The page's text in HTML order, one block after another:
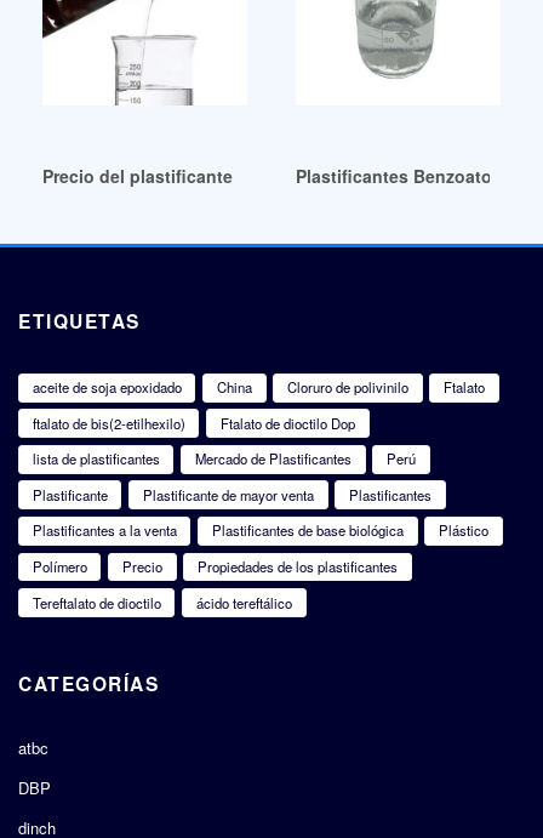
Precio del plastificante TOTM de material reciclado para
Plastificantes Benzoato
ETIQUETAS
aceite de soja epoxidado China Cloruro de polivinilo
Ftalato
ftalato de bis(2-etilhexilo)
Ftalato de dioctilo Dop
lista de plastificantes
Mercado de Plastificantes
Perú
Plastificante
Plastificante de mayor venta
Plastificantes
Plastificantes a la venta
Plastificantes de base biológica
Plástico
Polímero
Precio
Propiedades de los plastificantes
Tereftalato de dioctilo
ácido tereftálico
CATEGORÍAS
atbc
DBP
dinch